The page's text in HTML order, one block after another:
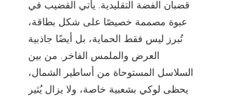
قضبان الفضة التقليدية. يأتي القضيب في
عبوة مصممة خصيصًا على شكل بطاقة،
تُبرز ليس فقط الحماية، بل أيضًا جاذبية
العرض والملمس الفاخر. من بين
السلاسل المستوحاة من أساطير الشمال،
يحظى لوكي بشعبية خاصة، ولا يزال يُثير